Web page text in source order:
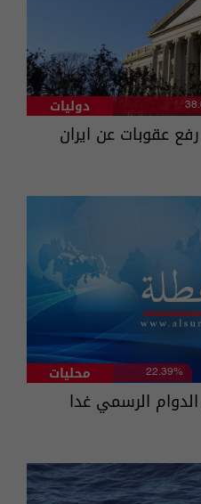
دوليات
عقوبات عن ايران
محليات 22.39%
الرسمي غدا